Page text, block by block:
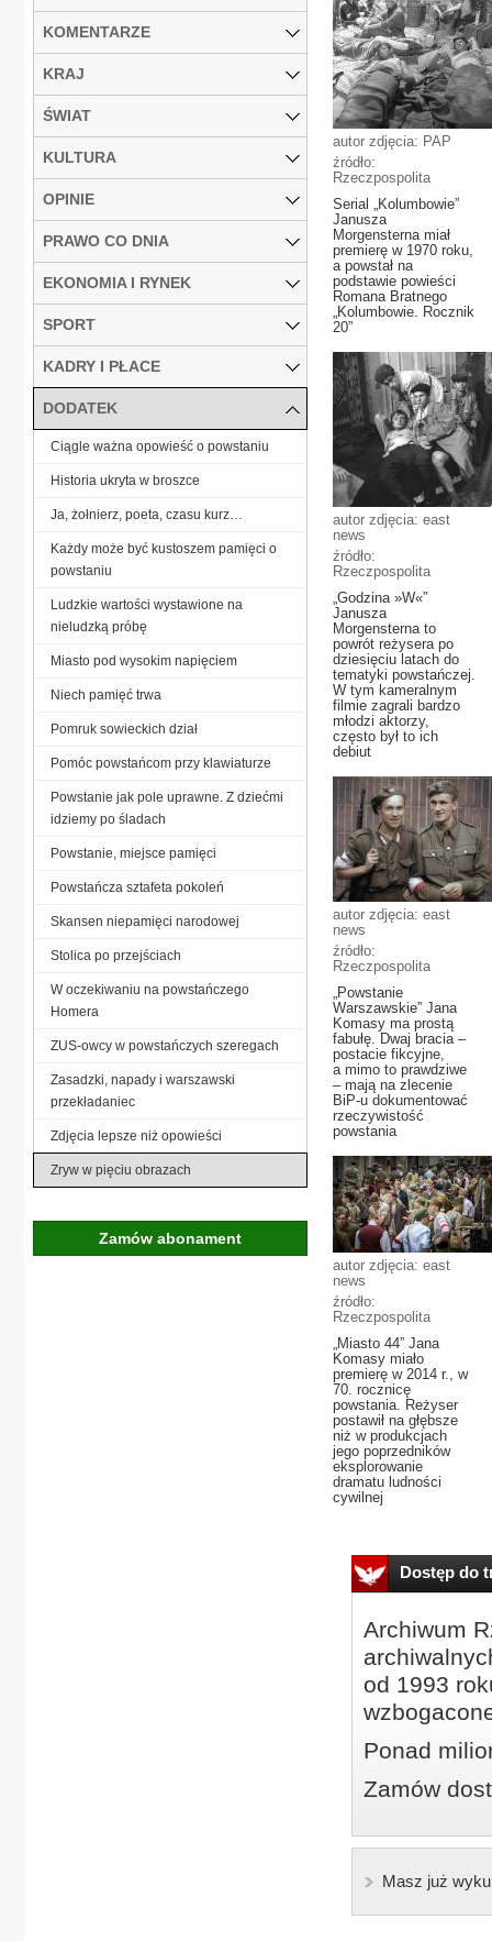
autor zdjęcia: PAP
źródło:
Rzeczpospolita
Serial „Kolumbowie”
Janusza
Morgensterna miał
premierę w 1970 roku,
a powstał na
podstawie powieści
Romana Bratnego
„Kolumbowie. Rocznik
20”
autor zdjęcia: east
news
źródło:
Rzeczpospolita
„Godzina »W«”
Janusza
Morgensterna to
powrót reżysera po
dziesięciu latach do
tematyki powstańczej.
W tym kameralnym
filmie zagrali bardzo
młodzi aktorzy,
często był to ich
debiut
autor zdjęcia: east
news
źródło:
Rzeczpospolita
„Powstanie
Warszawskie” Jana
Komasy ma prostą
fabułę. Dwaj bracia –
postacie fikcyjne,
a mimo to prawdziwe
– mają na zlecenie
BiP-u dokumentować
rzeczywistość
powstania
autor zdjęcia: east
news
źródło:
Rzeczpospolita
„Miasto 44” Jana
Komasy miało
premierę w 2014 r., w
70. rocznicę
powstania. Reżyser
postawił na głębsze
niż w produkcjach
jego poprzedników
eksplorowanie
dramatu ludności
cywilnej
Dostęp do
Archiwum
od 1993
Ponad
Zamów
Masz już
KOMENTARZE
KRAJ
ŚWIAT
KULTURA
OPINIE
PRAWO CO DNIA
EKONOMIA I RYNEK
SPORT
KADRY I PŁACE
DODATEK
Ciągle ważna opowieść o powstaniu
Historia ukryta w broszce
Ja, żołnierz, poeta, czasu kurz…
Każdy może być kustoszem pamięci o
powstaniu
Ludzkie wartości wystawione na
nieludzką próbę
Miasto pod wysokim napięciem
Niech pamięć trwa
Pomruk sowieckich dział
Pomóc powstańcom przy klawiaturze
Powstanie jak pole uprawne. Z dziećmi
idziemy po śladach
Powstanie, miejsce pamięci
Powstańcza sztafeta pokoleń
Skansen niepamięci narodowej
Stolica po przejściach
W oczekiwaniu na powstańczego
Homera
ZUS-owcy w powstańczych szeregach
Zasadzki, napady i warszawski
przekładaniec
Zdjęcia lepsze niż opowieści
Zryw w pięciu obrazach
Zamów abonament